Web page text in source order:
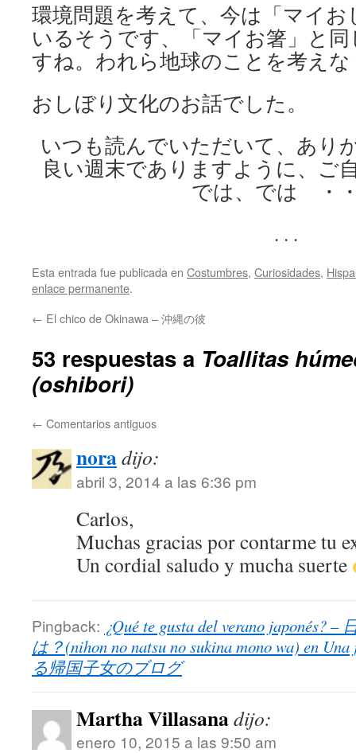
環境問題を考えて、今は「マイ
いるそうです、「マイお箸」と
すね。われら地球のことを考え
おしぼり文化のお話でした。
いつも読んでいただいて、あり
良い週末でありますように、ご
では、では ・
. . .
Esta entrada fue publicada en Costumbres, Curiosidades,
enlace permanente.
← El chico de Okinawa – 沖縄の彼
53 respuestas a Toallitas
(oshibori)
← Comentarios antiguos
noradijo:
abril 3, 2014 a las 6:36 pm
Carlos,
Muchas gracias por contarme tu
Un cordial saludo y mucha suerte
Pingback: ¿Qué te gusta del verano japonés?
は？(nihon no natsu no sukina mono wa) en
る帰国子女のブログ
Martha Villasanadijo:
enero 10, 2015 a las 9:50 am